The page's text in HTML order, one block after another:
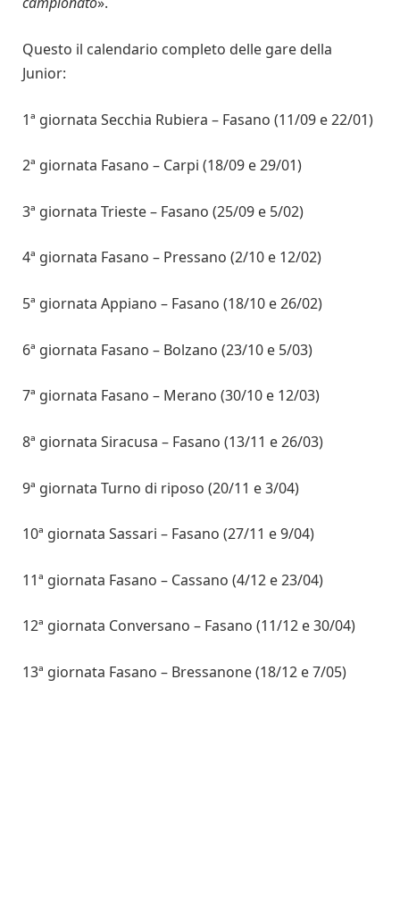
Questo il calendario completo delle gare della
Junior:
1ª giornata Secchia Rubiera – Fasano (11/09 e 22/01)
2ª giornata Fasano – Carpi (18/09 e 29/01)
3ª giornata Trieste – Fasano (25/09 e 5/02)
4ª giornata Fasano – Pressano (2/10 e 12/02)
5ª giornata Appiano – Fasano (18/10 e 26/02)
6ª giornata Fasano – Bolzano (23/10 e 5/03)
7ª giornata Fasano – Merano (30/10 e 12/03)
8ª giornata Siracusa – Fasano (13/11 e 26/03)
9ª giornata Turno di riposo (20/11 e 3/04)
10ª giornata Sassari – Fasano (27/11 e 9/04)
11ª giornata Fasano – Cassano (4/12 e 23/04)
12ª giornata Conversano – Fasano (11/12 e 30/04)
13ª giornata Fasano – Bressanone (18/12 e 7/05)